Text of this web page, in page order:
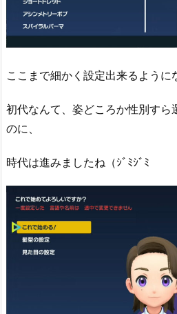
ここまで細かく設定出来るよう
初代なんて、姿どころか性別すら
のに、
時代は進みましたね（ｼﾞﾐｼﾞﾐ